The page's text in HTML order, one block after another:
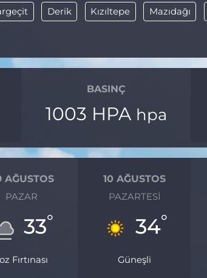
Derik Kızıltepe Mazıdağı
BASINÇ
1003 HPA hpa
AĞUSTOS
PAZAR
33°
Fırtınası
10 AĞUSTOS
PAZARTESI
34°
Güneşli